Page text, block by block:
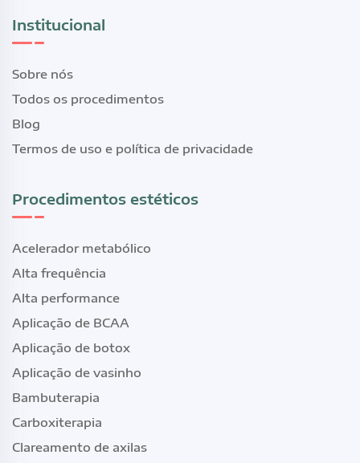
Institucional
Sobre nós
Todos os procedimentos
Blog
Termos de uso e política de privacidade
Procedimentos estéticos
Acelerador metabólico
Alta frequência
Alta performance
Aplicação de BCAA
Aplicação de botox
Aplicação de vasinho
Bambuterapia
Carboxiterapia
Clareamento de axilas